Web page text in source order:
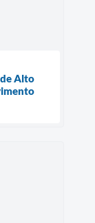
Alto